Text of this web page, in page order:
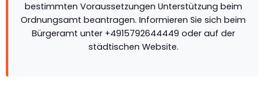
bestimmten Voraussetzungen Unterstützung beim
Ordnungsamt beantragen. Informieren Sie sich beim
Bürgeramt unter +4915792644449 oder auf der
städtischen Website.